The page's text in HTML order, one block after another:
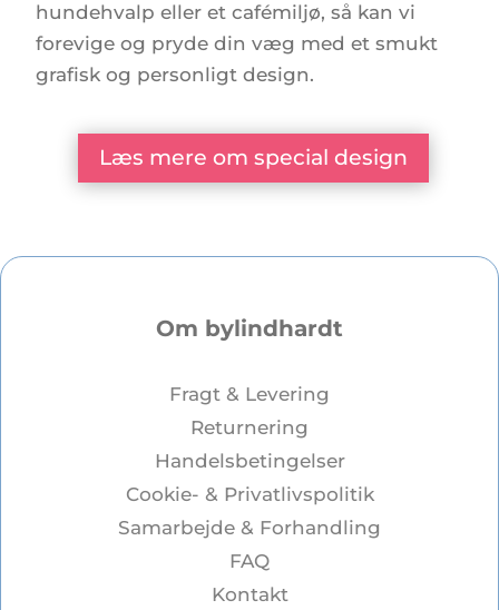
hundehvalp eller et cafémiljø, så kan vi
forevige og pryde din væg med et smukt
grafisk og personligt design.
Læs mere om special design
Om bylindhardt
Fragt & Levering
Returnering
Handelsbetingelser
Cookie- & Privatlivspolitik
Samarbejde & Forhandling
FAQ
Kontakt